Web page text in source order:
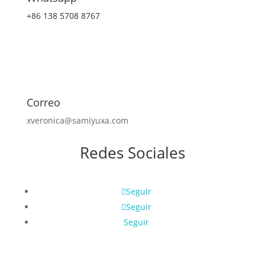
+86 138 5708 8767
Correo
xveronica@samiyuxa.com
Redes Sociales
Seguir
Seguir
Seguir